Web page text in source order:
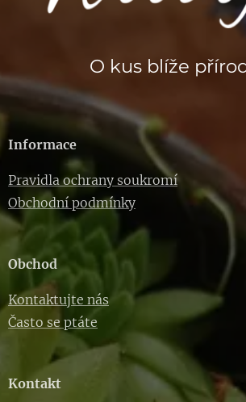
O kus blíže
Informace
Pravidla ochrany soukromí
Obchodní podmínky
Obchod
Kontaktujte nás
Často se ptáte
Kontakt